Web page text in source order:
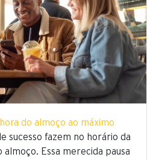
do almoço ao máximo
sucesso fazem no horário da
Essa merecida pausa